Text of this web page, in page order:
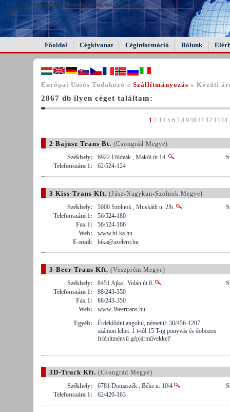
FAIL (the browser should render some flash content, not
this).
Főoldal Cégkivonat Céginformáció Rólunk
Európai Uniós Tudakozó « Szállítmányozás « Közúti
2867 db ilyen céget találtam:
1 2 3 4 5 6 7 8 9 10 11 12 13 14
2 Bajusz Trans Bt. (Csongrád Megye)
Székhely:
6922 Földeák , Makói út 14.
Telefonszám 1:
62/524-124
3 Kiss-Trans Kft. (Jász-Nagykun-Szolnok Megye)
Székhely:
5000 Szolnok , Muskátli u. 2/b.
Telefonszám 1:
56/524-180
Fax 1:
56/524-166
Web:
www.bi-ka.hu
E-mail:
bika@axelero.hu
3-Beer Trans Kft. (Veszprém Megye)
Székhely:
8451 Ajka , Volán út 8.
Telefonszám 1:
88/243-350
Fax 1:
88/243-350
Web:
www.3beertrans.hu
Egyéb:
Érdeklődni angolul, németül: 30/456-1207
számon lehet. 1 t-tól 15 T-ig ponyvás és dobozos
felépítményű gépjárművekkel!
3D-Truck Kft. (Csongrád Megye)
Székhely:
6781 Domaszék , Béke u. 10/4
Telefonszám 1:
62/420-163